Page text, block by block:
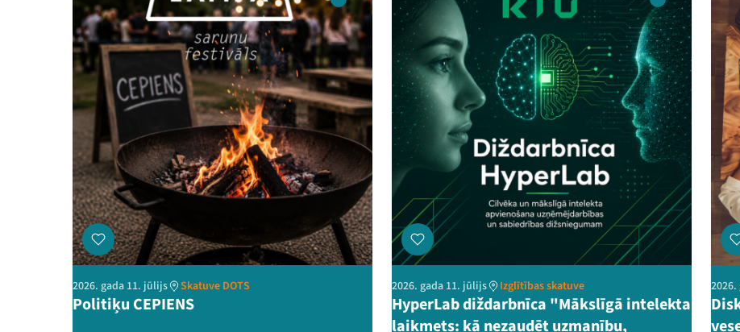
2026. gada 11. jūlijs Skatuve DOTS
Politiķu CEPIENS
2026. gada 11. jūlijs Izglītības skatuve
HyperLab diždarbnīca "Mākslīgā intelekta
laikmets: kā nezaudēt uzmanību,